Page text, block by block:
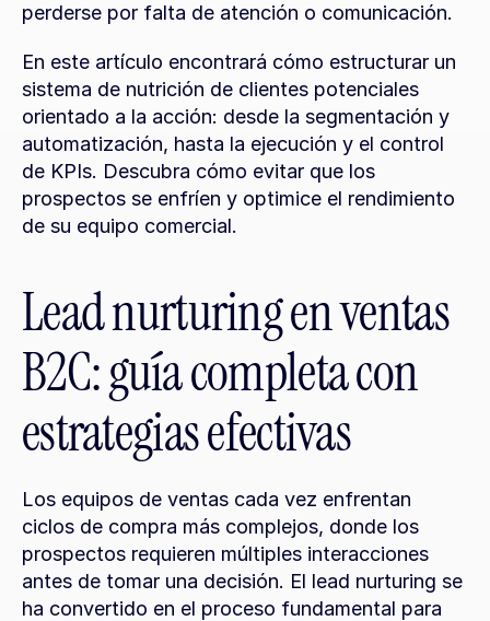
perderse por falta de atención o comunicación.
En este artículo encontrará cómo estructurar un
sistema de nutrición de clientes potenciales
orientado a la acción: desde la segmentación y
automatización, hasta la ejecución y el control
de KPIs. Descubra cómo evitar que los
prospectos se enfríen y optimice el rendimiento
de su equipo comercial.
Lead nurturing en ventas
B2C: guía completa con
estrategias efectivas
Los equipos de ventas cada vez enfrentan
ciclos de compra más complejos, donde los
prospectos requieren múltiples interacciones
antes de tomar una decisión. El lead nurturing se
ha convertido en el proceso fundamental para